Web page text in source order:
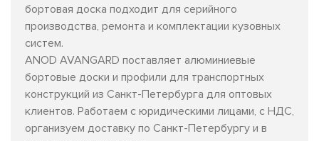
бортовая доска подходит для серийного
производства, ремонта и комплектации кузовных
систем.
ANOD AVANGARD поставляет алюминиевые
бортовые доски и профили для транспортных
конструкций из Санкт-Петербурга для оптовых
клиентов. Работаем с юридическими лицами, с НДС,
организуем доставку по Санкт-Петербургу и в